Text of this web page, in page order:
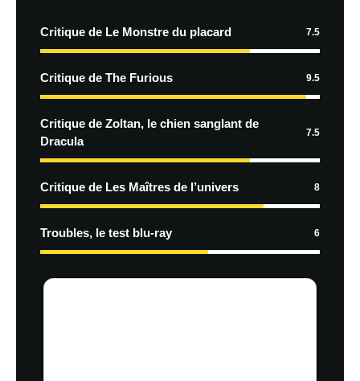
Critique de Le Monstre du placard 7.5
Critique de The Furious 9.5
Critique de Zoltan, le chien sanglant de
Dracula
7.5
Critique de Les Maîtres de l’univers 8
Troubles, le test blu-ray 6